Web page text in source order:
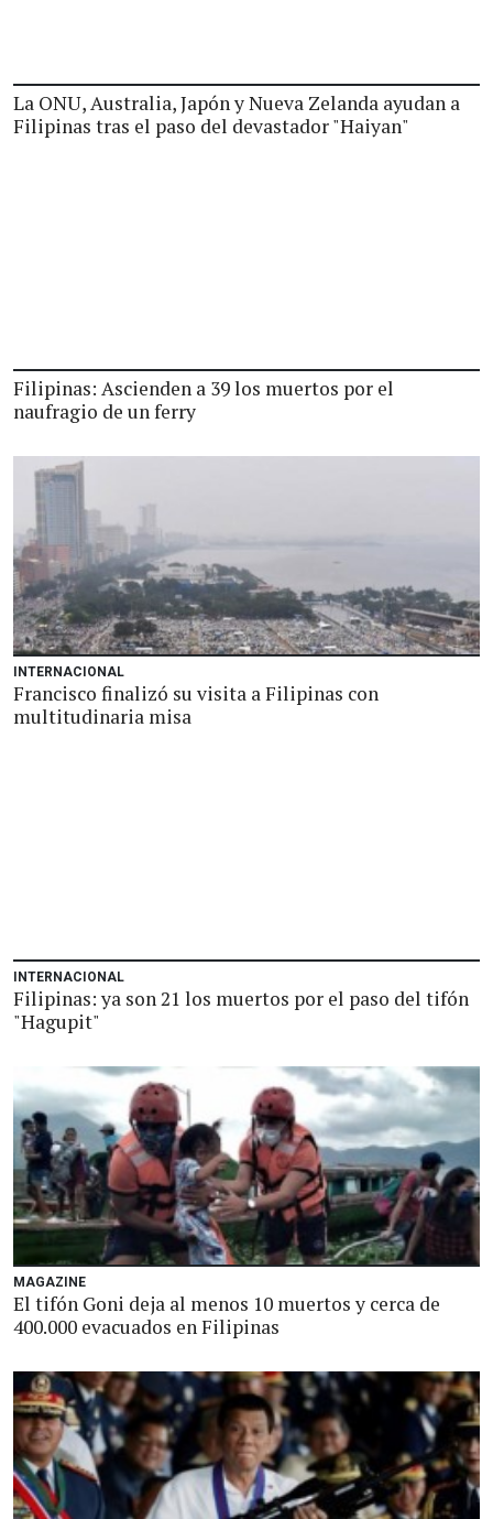
La ONU, Australia, Japón y Nueva Zelanda ayudan a
Filipinas tras el paso del devastador "Haiyan"
Filipinas: Ascienden a 39 los muertos por el
naufragio de un ferry
INTERNACIONAL
Francisco finalizó su visita a Filipinas con
multitudinaria misa
INTERNACIONAL
Filipinas: ya son 21 los muertos por el paso del tifón
"Hagupit"
MAGAZINE
El tifón Goni deja al menos 10 muertos y cerca de
400.000 evacuados en Filipinas